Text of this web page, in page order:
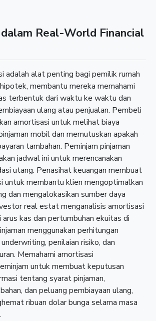
Real-World Financial
adalah alat penting bagi pemilik rumah
membantu mereka memahami
terbentuk dari waktu ke waktu dan
ulang atau penjualan. Pembeli
amortisasi untuk melihat biaya
mobil dan memutuskan apakah
tambahan. Peminjam pinjaman
jadwal ini untuk merencanakan
utang. Penasihat keuangan membuat
untuk membantu klien mengoptimalkan
dan mengalokasikan sumber daya
real estat menganalisis amortisasi
kas dan pertumbuhan ekuitas di
menggunakan perhitungan
penilaian risiko, dan
Memahami amortisasi
untuk membuat keputusan
tentang syarat pinjaman,
dan peluang pembiayaan ulang,
ribuan dolar bunga selama masa